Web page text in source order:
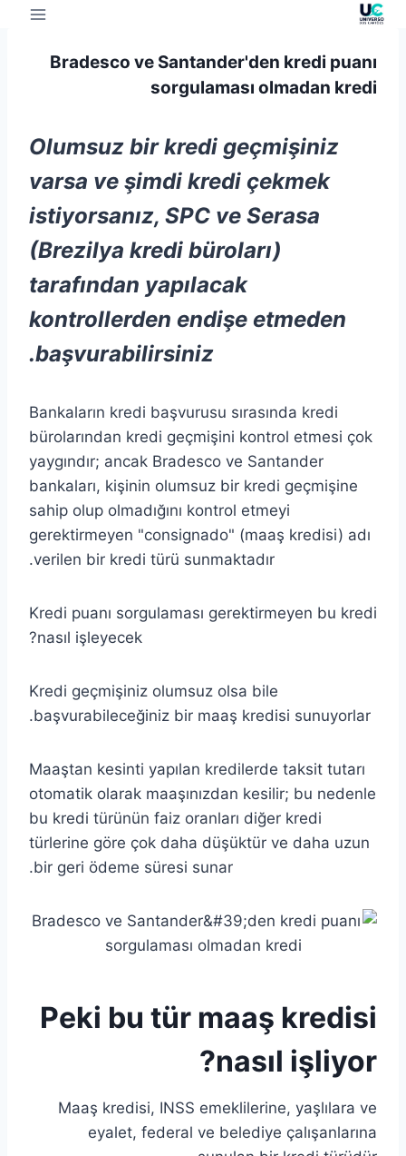
Bradesco ve Santander'den kredi puanı
sorgulaması olmadan kredi
Olumsuz bir kredi geçmişiniz
varsa ve şimdi kredi çekmek
istiyorsanız, SPC ve Serasa
(Brezilya kredi büroları)
tarafından yapılacak
kontrollerden endişe etmeden
başvurabilirsiniz.
Bankaların kredi başvurusu sırasında kredi
bürolarından kredi geçmişini kontrol etmesi çok
yaygındır; ancak Bradesco ve Santander
bankaları, kişinin olumsuz bir kredi geçmişine
sahip olup olmadığını kontrol etmeyi
gerektirmeyen "consignado" (maaş kredisi) adı
verilen bir kredi türü sunmaktadır.
Kredi puanı sorgulaması gerektirmeyen bu kredi
nasıl işleyecek?
Kredi geçmişiniz olumsuz olsa bile
başvurabileceğiniz bir maaş kredisi sunuyorlar.
Maaştan kesinti yapılan kredilerde taksit tutarı
otomatik olarak maaşınızdan kesilir; bu nedenle
bu kredi türünün faiz oranları diğer kredi
türlerine göre çok daha düşüktür ve daha uzun
bir geri ödeme süresi sunar.
Peki bu tür maaş kredisi
nasıl işliyor?
Maaş kredisi, INSS emeklilerine, yaşlılara ve
eyalet, federal ve belediye çalışanlarına